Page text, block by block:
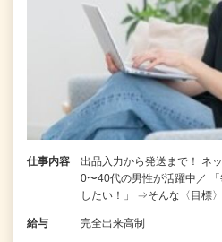
仕事内容
出品入力から発送まで！ ネ
0〜40代の男性が活躍中／
したい！」 ⇒そんな〈目標
給与 完全出来高制